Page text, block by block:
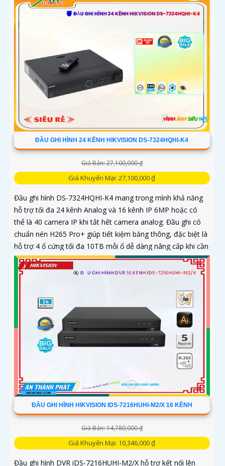
ĐẦU GHI HÌNH 24 KÊNH HIKVISION DS-7324HQHI-K4
Giá Bán: 27,100,000 ₫
Giá Khuyến Mại: 27,100,000 ₫
Đầu ghi hình DS-7324HQHI-K4 mang trong mình khả năng
hỗ trợ tối đa 24 kênh Analog và 16 kênh IP 6MP hoặc có
thể là 40 camera IP khi tắt hết camera analog. Đầu ghi có
chuẩn nén H265 Pro+ giúp tiết kiệm băng thông, đặc biệt là
hỗ trợ 4 ổ cứng tối đa 10TB mỗi ổ dễ dàng nâng cấp khi cần
ĐẦU GHI HÌNH HIKVISION IDS-7216HUHI-M2/X 16 KÊNH
Giá Bán: 14,780,000 ₫
Giá Khuyến Mại: 10,346,000 ₫
Đầu ghi hình DVR iDS-7216HUHI-M2/X hỗ trợ kết nối lên